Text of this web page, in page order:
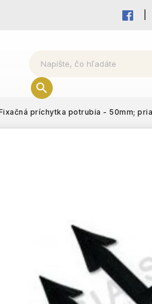
príchytka potrubia - 50mm;